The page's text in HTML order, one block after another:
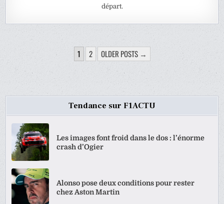
départ.
PAGINATION
1 2 OLDER POSTS →
Tendance sur F1ACTU
Les images font froid dans le dos : l’énorme
crash d’Ogier
Alonso pose deux conditions pour rester
chez Aston Martin